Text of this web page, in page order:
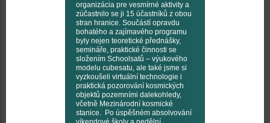
organizácia pre vesmírné aktivity a
zúčastnilo se ji 15 účastníků z obou
stran hranice. Součástí opravdu
bohatého a zajímavého programu
byly nejen teoretické přednášky,
semináře, praktické činnosti se
složením Schoolsatů – výukového
modelu cubesatu, ale také jsme si
vyzkoušeli virtuální technologie i
praktická pozorování kosmických
objektů pozemními dalekohledy,
včetně Mezinárodní kosmické
stanice. Po úspěšném absolvování